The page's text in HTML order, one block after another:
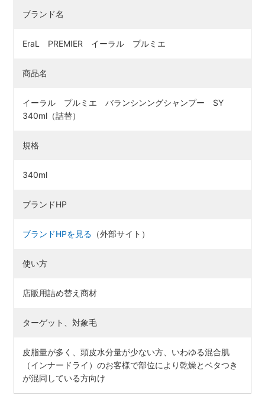
ブランド名
EraL PREMIER イーラル プルミエ
商品名
イーラル プルミエ バランシンングシャンプー SY
340ml（詰替）
規格
340ml
ブランドHP
ブランドHPを見る （外部サイト）
使い方
店販用詰め替え商材
ターゲット、対象毛
皮脂量が多く、頭皮水分量が少ない方、いわゆる混合肌
（インナードライ）のお客様で部位により乾燥とベタつき
が混同している方向け